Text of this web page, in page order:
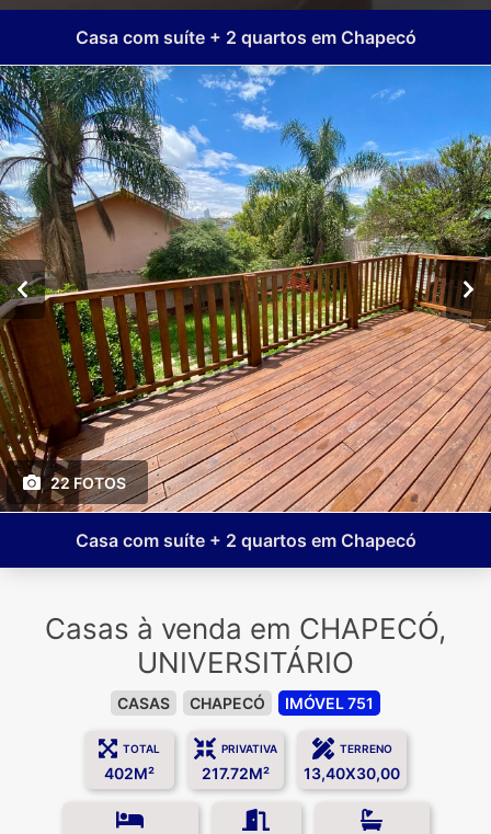
Casa com suíte + 2 quartos em Chapecó
22 FOTOS
Casa com suíte + 2 quartos em Chapecó
Casas à venda em CHAPECÓ,
UNIVERSITÁRIO
CASAS CHAPECÓ IMÓVEL 751
TOTAL
402M²
PRIVATIVA
217.72M²
TERRENO
13,40X30,00